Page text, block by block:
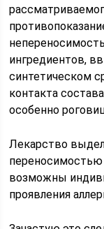
ингредиентов,
синтетическом
контакта
особенно
Лекарство
переносимостью
возможны
проявления